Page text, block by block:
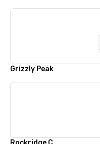
Grizzly Peak